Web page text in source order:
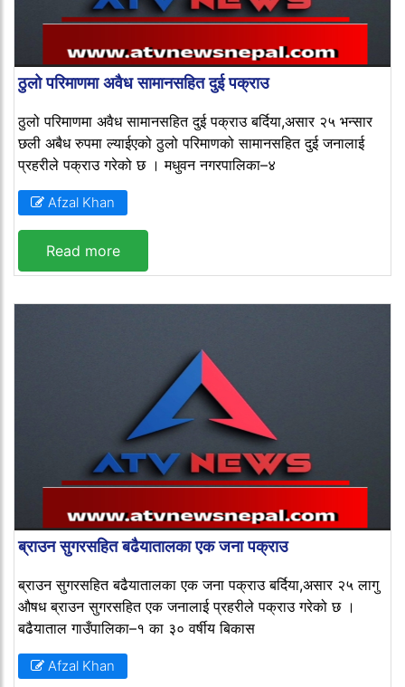
ठुलो परिमाणमा अवैध सामानसहित दुई पक्राउ
ठुलो परिमाणमा अवैध सामानसहित दुई पक्राउ बर्दिया,असार २५ भन्सार
छली अबैध रुपमा ल्याईएको ठुलो परिमाणको सामानसहित दुई जनालाई
प्रहरीले पक्राउ गरेको छ । मधुवन नगरपालिका–४
Afzal Khan
Read more
ब्राउन सुगरसहित बढैयातालका एक जना पक्राउ
ब्राउन सुगरसहित बढैयातालका एक जना पक्राउ बर्दिया,असार २५ लागु
औषध ब्राउन सुगरसहित एक जनालाई प्रहरीले पक्राउ गरेको छ ।
बढैयाताल गाउँपालिका–१ का ३० वर्षीय बिकास
Afzal Khan